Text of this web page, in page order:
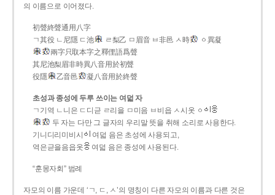
의 이름으로 이어졌다.
初聲終聲通用八字
ㄱ其役 ㄴ尼隱 ㄷ池
ㄹ梨乙 ㅁ眉音 ㅂ非邑 ㅅ時
ㆁ異凝
兩字只取本字之釋俚語爲聲
其尼池梨眉非時異八音用於初聲
役隱
乙音邑 凝八音用於終聲
초성과 종성에 두루 쓰이는 여덟 자
ㄱ기역 ㄴ니은 ㄷ디귿 ㄹ리을 ㅁ미음 ㅂ비읍 ㅅ시옷 ㆁ
두 자는 다만 그 글자의 우리말 뜻을 취해 소리로 사용한다.
기니디리미비시
여덟 음은 초성에 사용되고,
역은귿을음읍옷
여덟 음은 종성에 사용된다.
“훈몽자회” 범례
자모의 이름 가운데 ‘ㄱ, ㄷ, ㅅ’의 명칭이 다른 자모의 이름과 다른 것은